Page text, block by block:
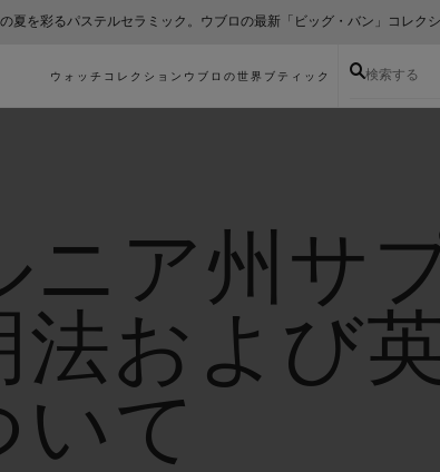
を彩るパステルセラミック。ウブロの最新「ビッグ・バン」コレク
ウォッチコレクション ウブロの世界 ブティック 検索する
ニア州サ
法および
いて